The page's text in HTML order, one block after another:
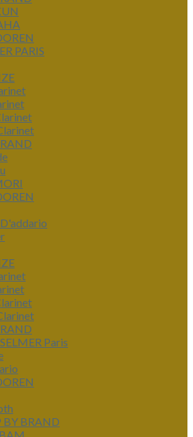
PARIS
Paris
BY BRAND